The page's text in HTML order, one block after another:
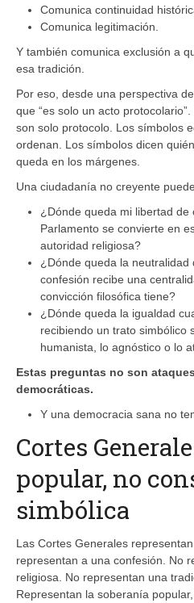
Comunica continuidad
Comunica legitimación.
Y también comunica exclusión a
esa tradición.
Por eso, desde una perspectiva
que “es solo un acto
son solo protocolo. Los símbolos
ordenan. Los símbolos dicen
queda en los márgenes.
Una ciudadanía no creyente
¿Dónde queda mi libertad de
Parlamento se convierte en
autoridad religiosa?
¿Dónde queda la neutralidad
confesión recibe una
convicción filosófica tiene?
¿Dónde queda la igualdad
recibiendo un trato simbólico
humanista, lo agnóstico o lo
Estas preguntas no son
democráticas.
Y una democracia sana no
Cortes
popular, no
simbólica
Las Cortes Generales
representan a una confesión. No
religiosa. No representan una
Representan la soberanía